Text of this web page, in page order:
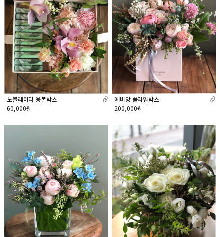
노블레이디 용돈박스
60,000원
에비앙 플라워박스
200,000원